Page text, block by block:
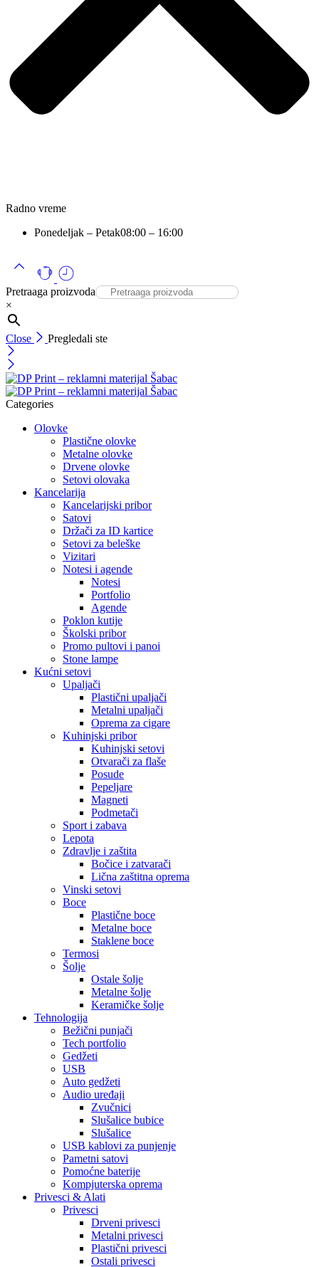
Radno vreme
Ponedeljak – Petak08:00 – 16:00
Pretraaga proizvoda
×
Close Pregledali ste
Categories
Olovke
Plastične olovke
Metalne olovke
Drvene olovke
Setovi olovaka
Kancelarija
Kancelarijski pribor
Satovi
Držači za ID kartice
Setovi za beleške
Vizitari
Notesi i agende
Notesi
Portfolio
Agende
Poklon kutije
Školski pribor
Promo pultovi i panoi
Stone lampe
Kućni setovi
Upaljači
Plastični upaljači
Metalni upaljači
Oprema za cigare
Kuhinjski pribor
Kuhinjski setovi
Otvarači za flaše
Posude
Pepeljare
Magneti
Podmetači
Sport i zabava
Lepota
Zdravlje i zaštita
Bočice i zatvarači
Lična zaštitna oprema
Vinski setovi
Boce
Plastične boce
Metalne boce
Staklene boce
Termosi
Šolje
Ostale šolje
Metalne šolje
Keramičke šolje
Tehnologija
Bežični punjači
Tech portfolio
Gedžeti
USB
Auto gedžeti
Audio uređaji
Zvučnici
Slušalice bubice
Slušalice
USB kablovi za punjenje
Pametni satovi
Pomoćne baterije
Kompjuterska oprema
Privesci & Alati
Privesci
Drveni privesci
Metalni privesci
Plastični privesci
Ostali privesci